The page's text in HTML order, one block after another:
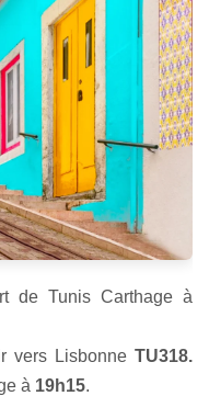
de Tunis Carthage à
vers Lisbonne TU318.
à 19h15.